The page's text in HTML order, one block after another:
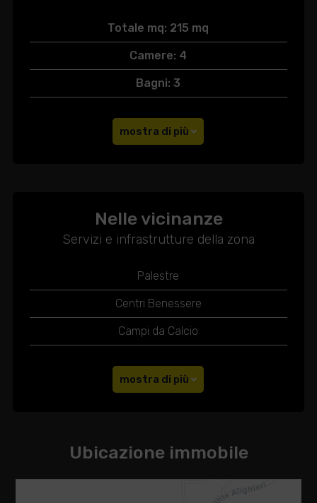
Totale mq: 215 mq
Camere: 4
Bagni: 3
mostra di più
Nelle vicinanze
Servizi e infrastrutture della zona
Palestre
Centri Benessere
Campi da Calcio
mostra di più
Ubicazione immobile